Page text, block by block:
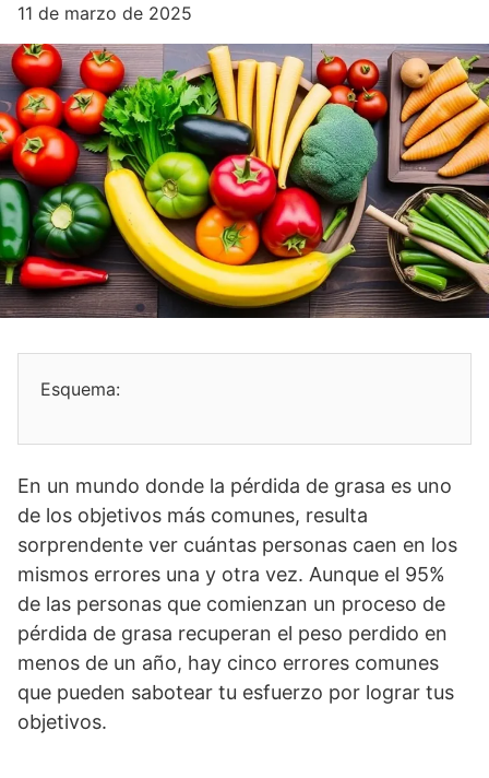
11 de marzo de 2025
Esquema:
En un mundo donde la pérdida de grasa es uno
de los objetivos más comunes, resulta
sorprendente ver cuántas personas caen en los
mismos errores una y otra vez. Aunque el 95%
de las personas que comienzan un proceso de
pérdida de grasa recuperan el peso perdido en
menos de un año, hay cinco errores comunes
que pueden sabotear tu esfuerzo por lograr tus
objetivos.